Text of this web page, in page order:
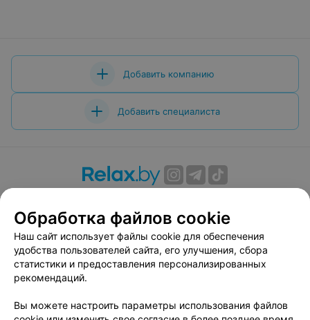
Добавить компанию
Добавить специалиста
Вакансии
Публичный договор
Способы оплаты
Публичный договор по использованию сервиса
«Афиша»
Пользовательское соглашение
Связаться по вопросам сотрудничества
Обработка файлов cookie
Наш сайт использует файлы cookie для обеспечения
удобства пользователей сайта, его улучшения, сбора
статистики и предоставления персонализированных
рекомендаций.
Вы можете настроить параметры использования файлов